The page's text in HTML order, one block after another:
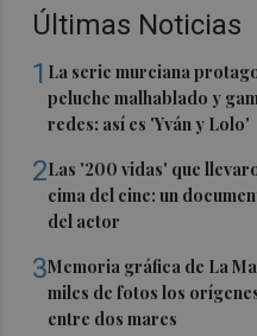
Últimas Noticias
1 La serie murciana
peluche malhablado y
redes: así es 'Yván y Lolo'
2Las '200 vidas' que
cima del cine: un
del actor
3Memoria gráfica de La
miles de fotos los
entre dos mares